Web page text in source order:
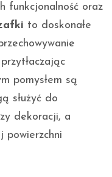
funkcjonalność oraz
to doskonałe
pomysłem są
służyć do
dekoracji, a
powierzchni